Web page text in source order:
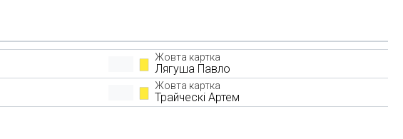
Жовта картка
Лягуша Павло
Жовта картка
Трайческі Артем